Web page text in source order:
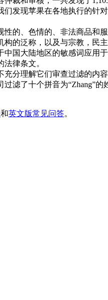
们发现苹果在各地执行的针
性的、色情的、非法商品和
的泛称，以及与宗教，民
中国大陆地区的敏感词应用
律条文。
充分理解它们审查过滤的内
过滤了十个拼音为“Zhang”
和英文版常见问答。